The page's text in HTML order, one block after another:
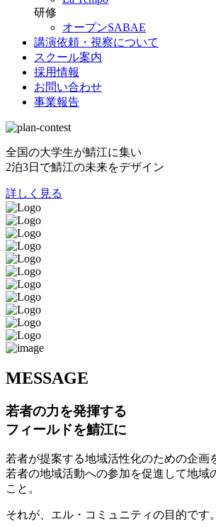
研修
オープンSABAE
講演依頼・視察について
スクール案内
採用情報
お問い合わせ
事業報告
全国の大学生が鯖江に集い
2泊3日で鯖江の未来をデザイン
詳しく見る
MESSAGE
若者の力を発揮する
フィールドを鯖江に
若者が提案する地域活性化のための企画
若者の地域活動への参加を促進して地域
こと。
それが、エル・コミュニティの目的です。